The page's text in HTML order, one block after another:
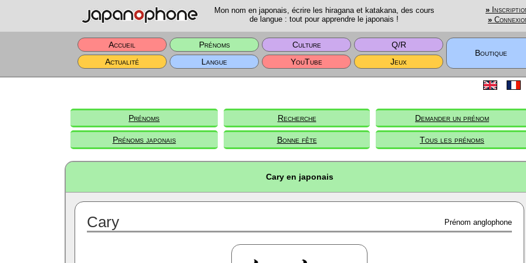
Mon nom en japonais, écrire les hiragana et katakana, des cours
de langue : tout pour apprendre le japonais !
»
»
Accueil Prénoms Culture
Q/R
Boutique
Actualité
Langue YouTube Jeux
Prénoms Recherche Demander un prénom
Prénoms japonais Bonne fête Tous les prénoms
Cary en japonais
Cary Prénom anglophone